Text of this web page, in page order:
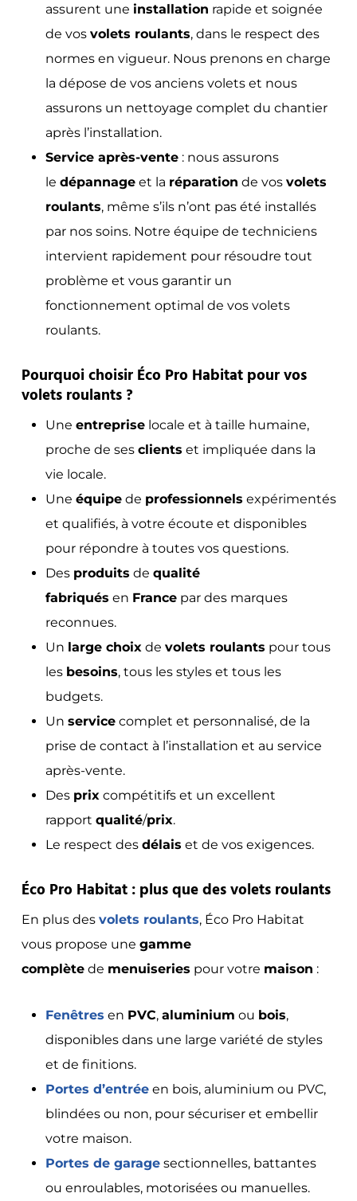
assurent une installation rapide et soignée
de vos volets roulants, dans le respect des
normes en vigueur. Nous prenons en charge
la dépose de vos anciens volets et nous
assurons un nettoyage complet du chantier
après l’installation.
Service après-vente: nous assurons
le dépannageet la réparation de vos volets
roulants, même s’ils n’ont pas été installés
par nos soins. Notre équipe de techniciens
intervient rapidement pour résoudre tout
problème et vous garantir un
fonctionnement optimal de vos volets
roulants.
Pourquoi choisir Éco Pro Habitat pour vos
volets roulants ?
Une entrepriselocale et à taille humaine,
proche de ses clients et impliquée dans la
vie locale.
Une équipede professionnels expérimentés
et qualifiés, à votre écoute et disponibles
pour répondre à toutes vos questions.
Des produits de qualité
fabriqués en Francepar des marques
reconnues.
Un large choix de volets roulants pour tous
les besoins, tous les styles et tous les
budgets.
Un servicecomplet et personnalisé, de la
prise de contact à l’installation et au service
après-vente.
Des prix compétitifs et un excellent
rapport qualité/prix.
Le respect des délais et de vos exigences.
Éco Pro Habitat : plus que des volets roulants
En plus des volets roulants, Éco Pro Habitat
vous propose une gamme
complètede menuiseries pour votre maison :
Fenêtres en PVC, aluminium ou bois,
disponibles dans une large variété de styles
et de finitions.
Portes d’entréeen bois, aluminium ou PVC,
blindées ou non, pour sécuriser et embellir
votre maison.
Portes de garagesectionnelles, battantes
ou enroulables, motorisées ou manuelles.